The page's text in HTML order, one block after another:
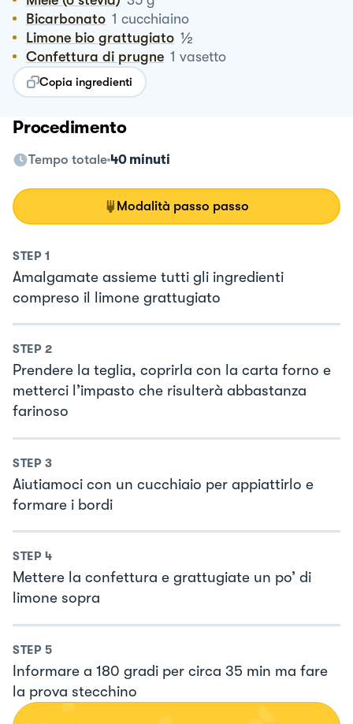
Bicarbonato 1 cucchiaino
Limone bio grattugiato ½
Confettura di prugne 1 vasetto
Copia ingredienti
Procedimento
Tempo totale 40 minuti
Modalità passo passo
STEP 1
Amalgamate assieme tutti gli ingredienti
compreso il limone grattugiato
STEP 2
Prendere la teglia, coprirla con la carta forno e
metterci l’impasto che risulterà abbastanza
farinoso
STEP 3
Aiutiamoci con un cucchiaio per appiattirlo e
formare i bordi
STEP 4
Mettere la confettura e grattugiate un po’ di
limone sopra
STEP 5
Informare a 180 gradi per circa 35 min ma fare
la prova stecchino